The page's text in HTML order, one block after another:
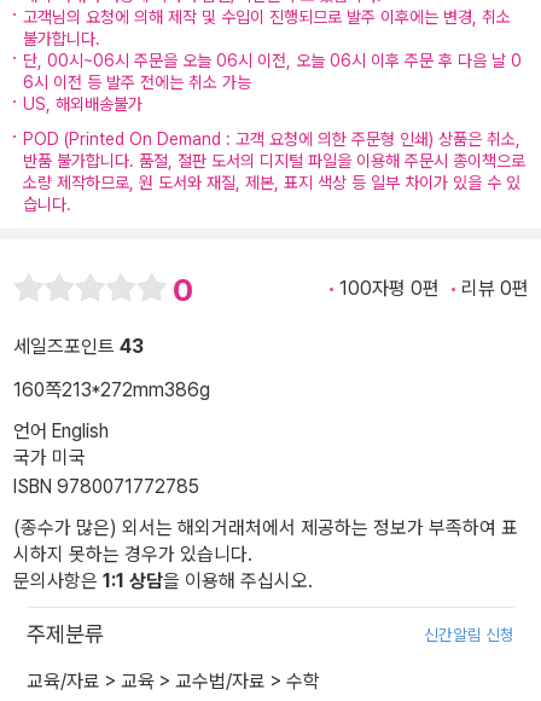
고객님의 요청에 의해 제작 및 수입이 진행되므로 발주 이후에는 변경, 취소
불가합니다.
단, 00시~06시 주문을 오늘 06시 이전, 오늘 06시 이후 주문 후 다음 날 0
6시 이전 등 발주 전에는 취소 가능
US, 해외배송불가
POD (Printed On Demand : 고객 요청에 의한 주문형 인쇄) 상품은 취소,
반품 불가합니다. 품절, 절판 도서의 디지털 파일을 이용해 주문시 종이책으로
소량 제작하므로, 원 도서와 재질, 제본, 표지 색상 등 일부 차이가 있을 수 있
습니다.
0 100자평 0편 리뷰 0편
세일즈포인트 43
160쪽213*272mm386g
언어 English
국가 미국
ISBN 9780071772785
(종수가 많은) 외서는 해외거래처에서 제공하는 정보가 부족하여 표
시하지 못하는 경우가 있습니다.
문의사항은 1:1 상담을 이용해 주십시오.
주제분류 신간알림 신청
교육/자료 > 교육 > 교수법/자료 > 수학